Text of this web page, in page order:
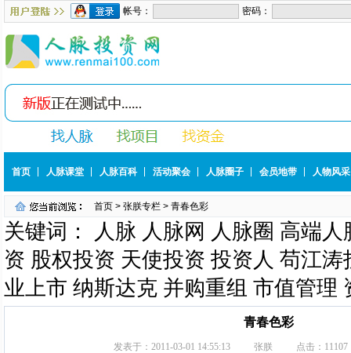
首页 人脉课堂 人脉百科 活动聚会 人脉圈子 会员地带 人物风采
首页 > 张朕专栏 > 青春色彩
关键词： 人脉 人脉网 人脉圈 高端
资 股权投资 天使投资 投资人 苟江涛
业上市 纳斯达克 并购重组 市值管理
青春色彩
发表于： 2011-03-01 14:55:13 张朕 点击： 11107